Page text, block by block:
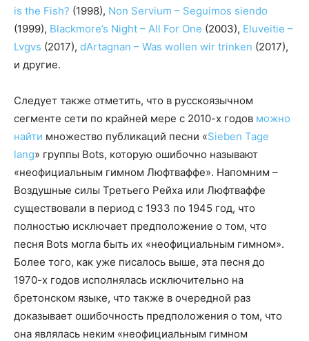
is the Fish? (1998), Non Servium – Seguimos siendo
(1999), Blackmore’s Night – All For One (2003), Eluveitie –
Lvgvs (2017), dArtagnan – Was wollen wir trinken (2017),
и другие.
Следует также отметить, что в русскоязычном
сегменте сети по крайней мере с 2010-х годов можно
найти множество публикаций песни «Sieben Tage
lang» группы Bots, которую ошибочно называют
«неофициальным гимном Люфтваффе». Напомним –
Воздушные силы Третьего Рейха или Люфтваффе
существовали в период с 1933 по 1945 год, что
полностью исключает предположение о том, что
песня Bots могла быть их «неофициальным гимном».
Более того, как уже писалось выше, эта песня до
1970-х годов исполнялась исключительно на
бретонском языке, что также в очередной раз
доказывает ошибочность предположения о том, что
она являлась неким «неофициальным гимном